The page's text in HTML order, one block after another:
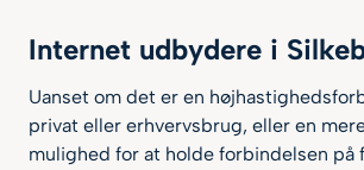
Internet udbydere i
Uanset om det er en
privat eller erhvervsbrug, eller en
mulighed for at holde forbindelsen på